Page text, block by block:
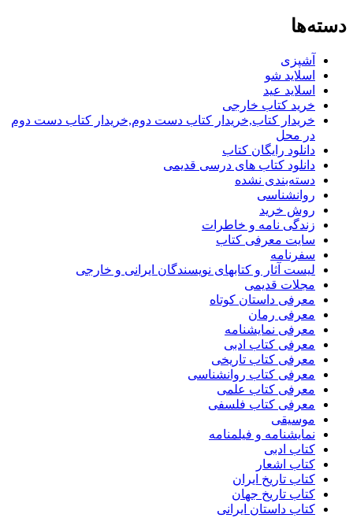
دسته‌ها
آشپزی
اسلاید شو
اسلاید عید
خرید کتاب خارجی
خریدار کتاب,خریدار کتاب دست دوم,خریدار کتاب دست دوم
در محل
دانلود رایگان کتاب
دانلود کتاب های درسی قدیمی
دسته‌بندی نشده
روانشناسی
روش خرید
زندگی نامه و خاطرات
سایت معرفی کتاب
سفرنامه
لیست آثار و کتابهای نویسندگان ایرانی و خارجی
مجلات قدیمی
معرفی داستان کوتاه
معرفی رمان
معرفی نمایشنامه
معرفی کتاب ادبی
معرفی کتاب تاریخی
معرفی کتاب روانشناسی
معرفی کتاب علمی
معرفی کتاب فلسفی
موسیقی
نمایشنامه و فیلمنامه
کتاب ادبی
کتاب اشعار
کتاب تاریخ ایران
کتاب تاریخ جهان
کتاب داستان ایرانی